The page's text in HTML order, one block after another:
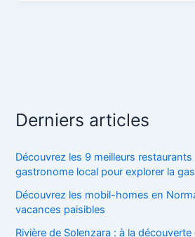
Derniers articles
Découvrez les 9 meilleurs
gastronome local pour explorer la
Découvrez les mobil-homes en
vacances paisibles
Rivière de Solenzara : à la